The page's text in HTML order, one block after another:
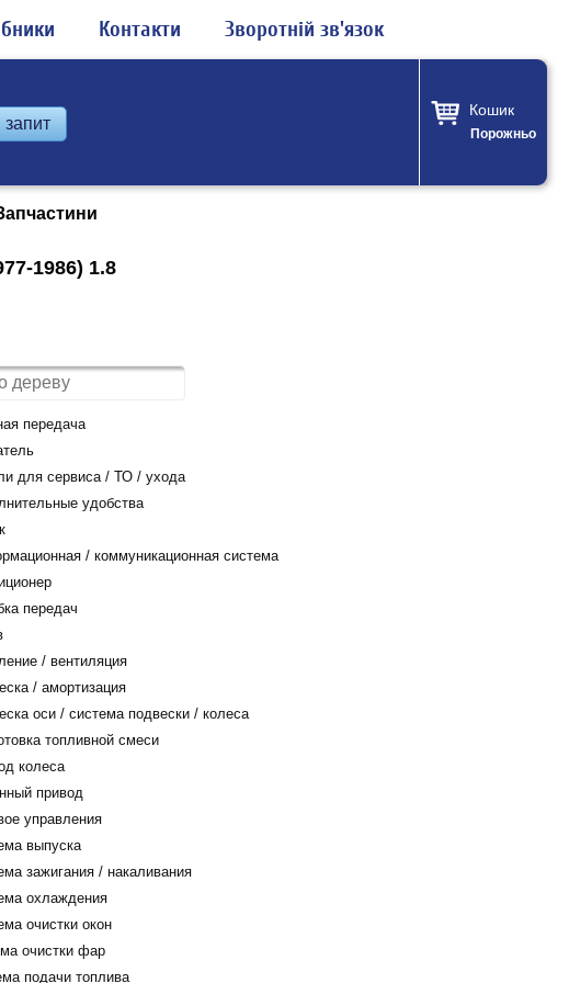
Контакти Зворотній зв'язок
запит
Кошик
Порожньо
1986) 1.8
передача
для сервиса / ТО / ухода
удобства
/ коммуникационная система
передач
/ вентиляция
/ амортизация
оси / система подвески / колеса
топливной смеси
колеса
привод
управления
выпуска
зажигания / накаливания
охлаждения
очистки окон
очистки фар
подачи топлива